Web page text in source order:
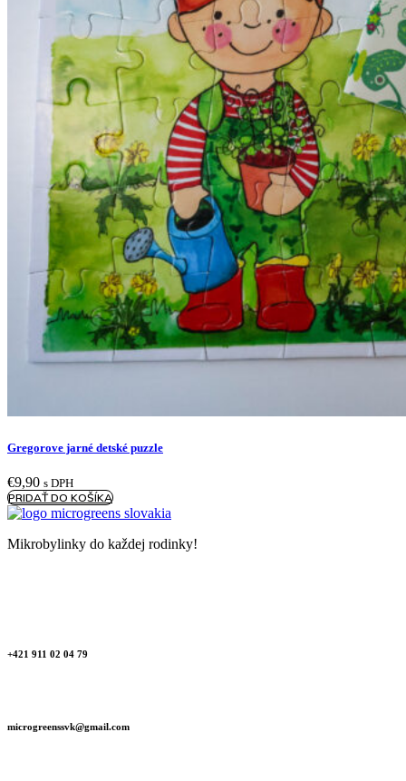
Gregorove jarné detské puzzle
€9,90 s DPH
PRIDAŤ DO KOŠÍKA
Mikrobylinky do každej rodinky!
+421 911 02 04 79
microgreenssvk@gmail.com